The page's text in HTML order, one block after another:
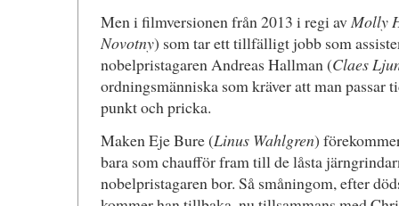
Men i filmversionen från 2013 i regi avMolly
Novotny) som tar ett tillfälligt jobb som
nobelpristagaren Andreas Hallman (Claes
ordningsmänniska som kräver att man
punkt och pricka.
Maken Eje Bure (Linus Wahlgren)
bara som chaufför fram till de låsta
nobelpristagaren bor. Så småningom, efter